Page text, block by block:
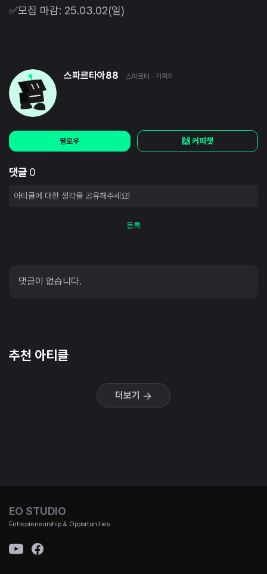
✅모집 마감: 25.03.02(일)
스파르타아88 스파르타 · 기획자
팔로우 🙌 커피챗
댓글 0
등록
댓글이 없습니다.
추천 아티클
더보기
EO STUDIO
Entrepreneurship & Opportunities